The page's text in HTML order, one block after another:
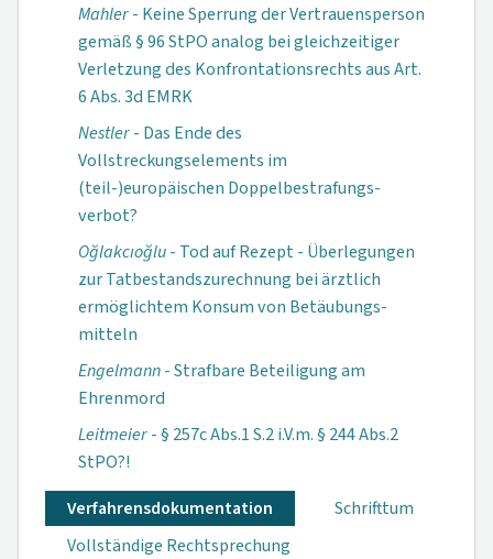
Mahler- Keine Sperrung der Vertrauensperson
gemäß § 96 StPO analog bei gleichzeitiger
Verletzung des Kon­fron­tations­rechts aus Art.
6 Abs. 3d EMRK
Nestler- Das Ende des
Vollstreckungselements im
(teil-)europäischen Doppelbestrafungs­
verbot?
Oğlakcıoğlu- Tod auf Rezept - Überlegungen
zur Tatbestands­zurechnung bei ärztlich
ermöglichtem Konsum von Betäubungs­
mitteln
Engelmann- Strafbare Beteiligung am
Ehrenmord
Leitmeier- § 257c Abs.1 S.2 i.V.m. § 244 Abs.2
StPO?!
Verfahrensdokumen­tation
Schrifttum
Vollständige Rechtsprechung